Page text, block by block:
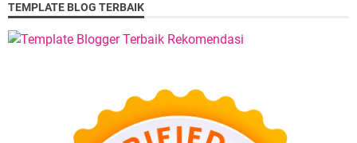
TEMPLATE BLOG TERBAIK